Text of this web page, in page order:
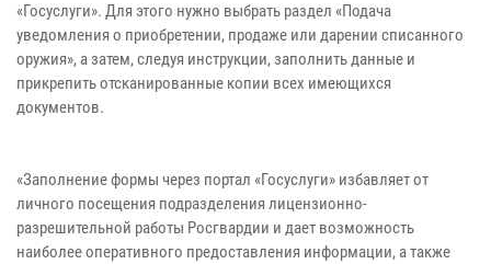
«Госуслуги». Для этого нужно выбрать раздел «Подача
уведомления о приобретении, продаже или дарении списанного
оружия», а затем, следуя инструкции, заполнить данные и
прикрепить отсканированные копии всех имеющихся
документов.
«Заполнение формы через портал «Госуслуги» избавляет от
личного посещения подразделения лицензионно-
разрешительной работы Росгвардии и дает возможность
наиболее оперативного предоставления информации, а также